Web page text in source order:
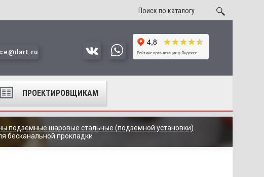
ПРОЕКТИРОВЩИКАМ
подземные шаровые стальные (подземной установки)
бесканальной прокладки